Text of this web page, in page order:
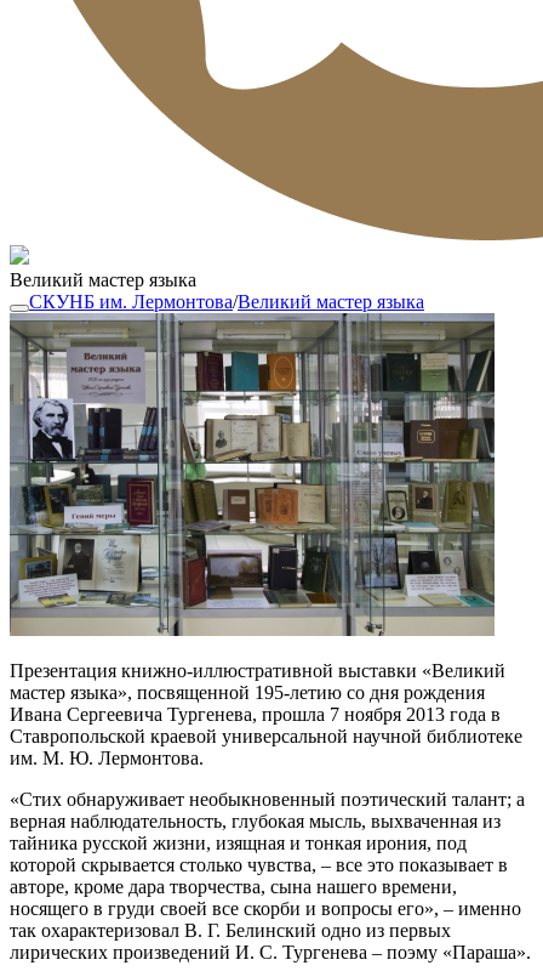
Великий мастер языка
СКУНБ им. Лермонтова/Великий мастер языка
Презентация книжно-иллюстративной выставки «Великий
мастер языка», посвященной 195-летию со дня рождения
Ивана Сергеевича Тургенева, прошла 7 ноября 2013 года в
Ставропольской краевой универсальной научной библиотеке
им. М. Ю. Лермонтова.
«Стих обнаруживает необыкновенный поэтический талант; а
верная наблюдательность, глубокая мысль, выхваченная из
тайника русской жизни, изящная и тонкая ирония, под
которой скрывается столько чувства, – все это показывает в
авторе, кроме дара творчества, сына нашего времени,
носящего в груди своей все скорби и вопросы его», – именно
так охарактеризовал В. Г. Белинский одно из первых
лирических произведений И. С. Тургенева – поэму «Параша».